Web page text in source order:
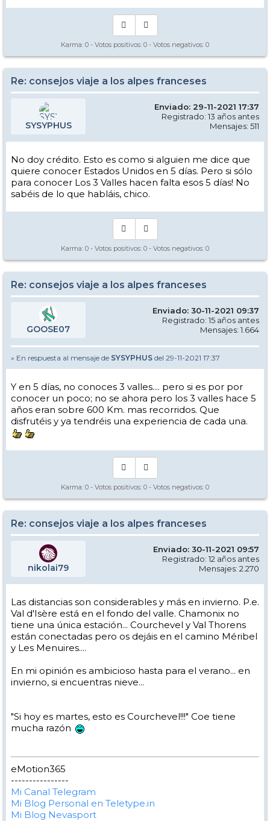
Karma: 0 - Votos positivos: 0 - Votos negativos: 0
Re: consejos viaje a los alpes franceses
SYSYPHUS
Enviado: 29-11-2021 17:37
Registrado: 13 años antes
Mensajes: 511
No doy crédito. Esto es como si alguien me dice que
quiere conocer Estados Unidos en 5 días. Pero si sólo
para conocer Los 3 Valles hacen falta esos 5 días! No
sabéis de lo que habláis, chico.
Karma: 0 - Votos positivos: 0 - Votos negativos: 0
Re: consejos viaje a los alpes franceses
GOOSE07
Enviado: 30-11-2021 09:37
Registrado: 15 años antes
Mensajes: 1.664
» En respuesta al mensaje de SYSYPHUS del 29-11-2021 17:37
Y en 5 días, no conoces 3 valles.... pero si es por por
conocer un poco; no se ahora pero los 3 valles hace 5
años eran sobre 600 Km. mas recorridos. Que
disfrutéis y ya tendréis una experiencia de cada una.
Karma: 0 - Votos positivos: 0 - Votos negativos: 0
Re: consejos viaje a los alpes franceses
nikolai79
Enviado: 30-11-2021 09:57
Registrado: 12 años antes
Mensajes: 2.270
Las distancias son considerables y más en invierno. P.e.
Val d'Isère está en el fondo del valle. Chamonix no
tiene una única estación... Courchevel y Val Thorens
están conectadas pero os dejáis en el camino Méribel
y Les Menuires....
En mi opinión es ambicioso hasta para el verano... en
invierno, si encuentras nieve...
"Si hoy es martes, esto es Courchevel!!!" Coe tiene
mucha razón
eMotion365
----------------
Mi Canal Telegram
Mi Blog Personal en Teletype.in
Mi Blog Nevasport